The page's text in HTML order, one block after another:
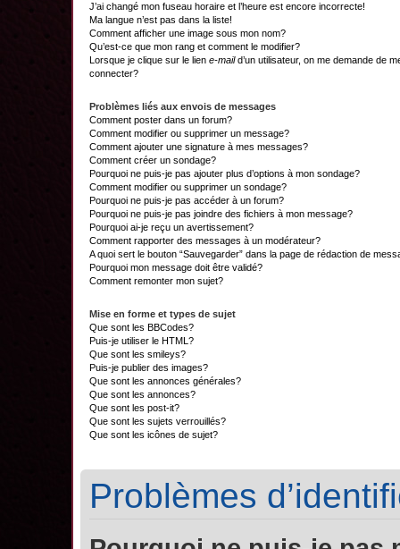
J’ai changé mon fuseau horaire et l’heure est encore incorrecte!
Ma langue n’est pas dans la liste!
Comment afficher une image sous mon nom?
Qu’est-ce que mon rang et comment le modifier?
Lorsque je clique sur le lien e-maild’un utilisateur, on me demande de
connecter?
Problèmes liés aux envois de messages
Comment poster dans un forum?
Comment modifier ou supprimer un message?
Comment ajouter une signature à mes messages?
Comment créer un sondage?
Pourquoi ne puis-je pas ajouter plus d’options à mon sondage?
Comment modifier ou supprimer un sondage?
Pourquoi ne puis-je pas accéder à un forum?
Pourquoi ne puis-je pas joindre des fichiers à mon message?
Pourquoi ai-je reçu un avertissement?
Comment rapporter des messages à un modérateur?
A quoi sert le bouton “Sauvegarder” dans la page de rédaction de
Pourquoi mon message doit être validé?
Comment remonter mon sujet?
Mise en forme et types de sujet
Que sont les BBCodes?
Puis-je utiliser le HTML?
Que sont les smileys?
Puis-je publier des images?
Que sont les annonces générales?
Que sont les annonces?
Que sont les post-it?
Que sont les sujets verrouillés?
Que sont les icônes de sujet?
Problèmes